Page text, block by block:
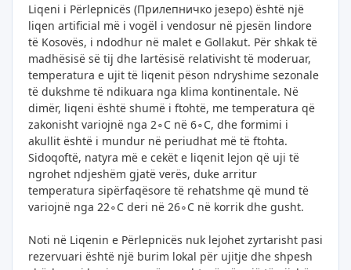
Liqeni i Përlepnicës (Прилепничко језеро) është një
liqen artificial më i vogël i vendosur në pjesën lindore
të Kosovës, i ndodhur në malet e Gollakut. Për shkak të
madhësisë së tij dhe lartësisë relativisht të moderuar,
temperatura e ujit të liqenit pëson ndryshime sezonale
të dukshme të ndikuara nga klima kontinentale. Në
dimër, liqeni është shumë i ftohtë, me temperatura që
zakonisht variojnë nga 2∘C në 6∘C, dhe formimi i
akullit është i mundur në periudhat më të ftohta.
Sidoqoftë, natyra më e cekët e liqenit lejon që uji të
ngrohet ndjeshëm gjatë verës, duke arritur
temperatura sipërfaqësore të rehatshme që mund të
variojnë nga 22∘C deri në 26∘C në korrik dhe gusht.
Noti në Liqenin e Përlepnicës nuk lejohet zyrtarisht pasi
rezervuari është një burim lokal për ujitje dhe shpesh